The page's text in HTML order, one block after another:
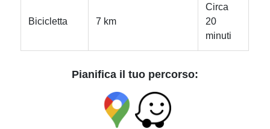
Bicicletta 7 km
Circa
20
minuti
Pianifica il tuo percorso: